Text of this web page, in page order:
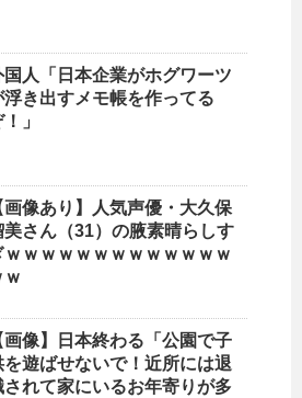
国人「日本企業がホグワーツ
浮き出すメモ帳を作ってる
」
画像あり】人気声優・大久保
美さん（31）の腋素晴らしす
ｗｗｗｗｗｗｗｗｗｗｗｗｗ
ｗ
画像】日本終わる「公園で子
を遊ばせないで！近所には退
されて家にいるお年寄りが多